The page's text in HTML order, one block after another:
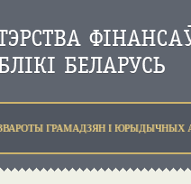
ГРАМАДЗЯН I ЮРЫДЫЧНЫХ